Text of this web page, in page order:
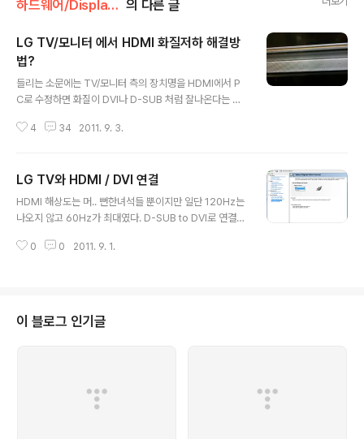
하드웨어/Display 장비 의 다른 글
LG TV/모니터 에서 HDMI 화질저하 해결방
법?
들리는 소문에는 TV/모니터 측의 장치명을 HDMI에서 P
C로 수정하면 화질이 DVI나 D-SUB 처럼 잘나온다는 소
다. 문제의 HDMI 화면. 으깨진다 -_- LG TV에서 외부입
데 한번 번쩍~ 하고 화면이 말끔해진다. 화면 조정이 안되
어서 가득차서 나오지 않지만, 아무튼 아까보다는 말끔하
게 나온다. 위와 같이 PC로 바꾸면 아이콘역시 노트북으로
B 만큼이나 깔끔하게 나오지만... 이렇게 점이 빠지거나 노
4 34 2011. 9. 3.
LG TV와 HDMI / DVI 연결
HDMI 해상도는 머.. 뻔한녀석들 뿐이지만 일단 120Hz는
나오지 않고 60Hz가 최대였다. D-SUB to DVI로 연결해
MI가 있는걸 사야하나?
0 0 2011. 9. 1.
이 블로그 인기글